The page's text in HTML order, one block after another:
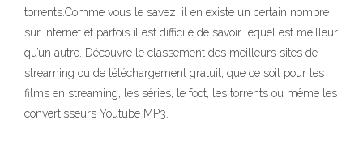
torrents.Comme vous le savez, il en existe un certain nombre
sur internet et parfois il est difficile de savoir lequel est meilleur
qu’un autre. Découvre le classement des meilleurs sites de
streaming ou de téléchargement gratuit, que ce soit pour les
films en streaming, les séries, le foot, les torrents ou même les
convertisseurs Youtube MP3.